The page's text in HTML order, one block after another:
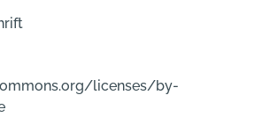
licenses/by-